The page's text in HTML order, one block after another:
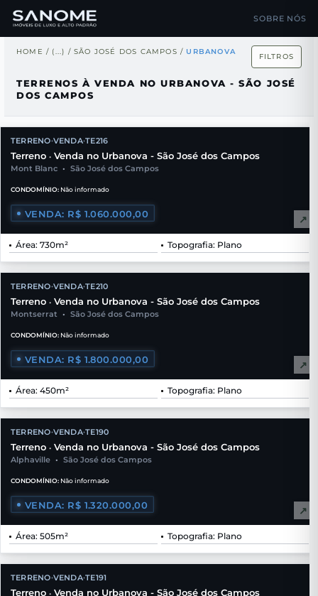
SOBRE NÓS
HOME / (...) / SÃO JOSÉ DOS CAMPOS / URBANOVA
FILTROS
TERRENOS À VENDA NO URBANOVA - SÃO JOSÉ
DOS CAMPOS
TERRENO•VENDA•TE216
Terreno • Venda no Urbanova - São José dos Campos
Mont Blanc • São José dos Campos
CONDOMÍNIO: Não informado
VENDA: R$ 1.060.000,00 ↗
Área: 730m² Topografia: Plano
TERRENO•VENDA•TE210
Terreno • Venda no Urbanova - São José dos Campos
Montserrat • São José dos Campos
CONDOMÍNIO: Não informado
VENDA: R$ 1.800.000,00 ↗
Área: 450m² Topografia: Plano
TERRENO•VENDA•TE190
Terreno • Venda no Urbanova - São José dos Campos
Alphaville • São José dos Campos
CONDOMÍNIO: Não informado
VENDA: R$ 1.320.000,00 ↗
Área: 505m² Topografia: Plano
TERRENO•VENDA•TE191
Terreno • Venda no Urbanova - São José dos Campos